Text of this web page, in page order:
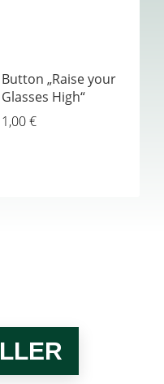
Button „Raise your
Glasses High“
1,00€